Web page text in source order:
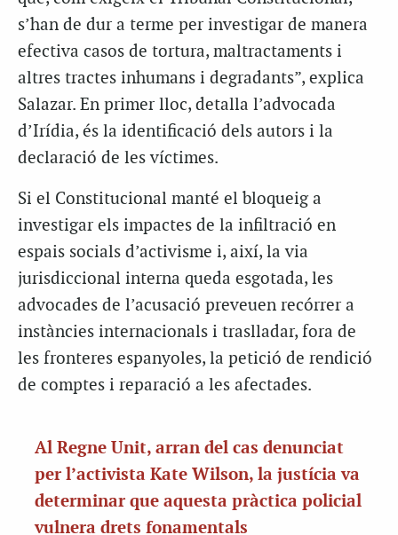
s’han de dur a terme per investigar de manera
efectiva casos de tortura, maltractaments i
altres tractes inhumans i degradants”, explica
Salazar. En primer lloc, detalla l’advocada
d’Irídia, és la identificació dels autors i la
declaració de les víctimes.
Si el Constitucional manté el bloqueig a
investigar els impactes de la infiltració en
espais socials d’activisme i, així, la via
jurisdiccional interna queda esgotada, les
advocades de l’acusació preveuen recórrer a
instàncies internacionals i traslladar, fora de
les fronteres espanyoles, la petició de rendició
de comptes i reparació a les afectades.
Al Regne Unit, arran del cas denunciat
per l’activista Kate Wilson, la justícia va
determinar que aquesta pràctica policial
vulnera drets fonamentals